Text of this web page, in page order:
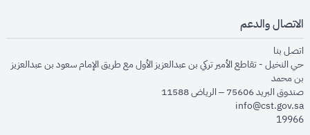
الاتصال والدعم
اتصل بنا
حي النخيل - تقاطع الأمير تركي بن عبدالعزيز الأول مع طريق الإمام سعود بن عبدالعزيز
بن محمد
صندوق البريد 75606 – الرياض 11588
info@cst.gov.sa
19966